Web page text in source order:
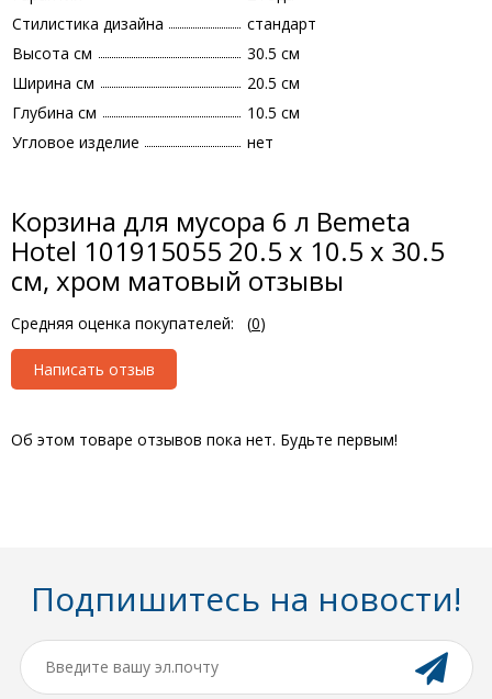
Стилистика дизайна
стандарт
Высота см
30.5 см
Ширина см
20.5 см
Глубина см
10.5 см
Угловое изделие
нет
Корзина для мусора 6 л Bemeta
Hotel 101915055 20.5 x 10.5 x 30.5
см, хром матовый отзывы
Средняя оценка покупателей: (0)
Написать отзыв
Об этом товаре отзывов пока нет. Будьте первым!
Подпишитесь на новости!